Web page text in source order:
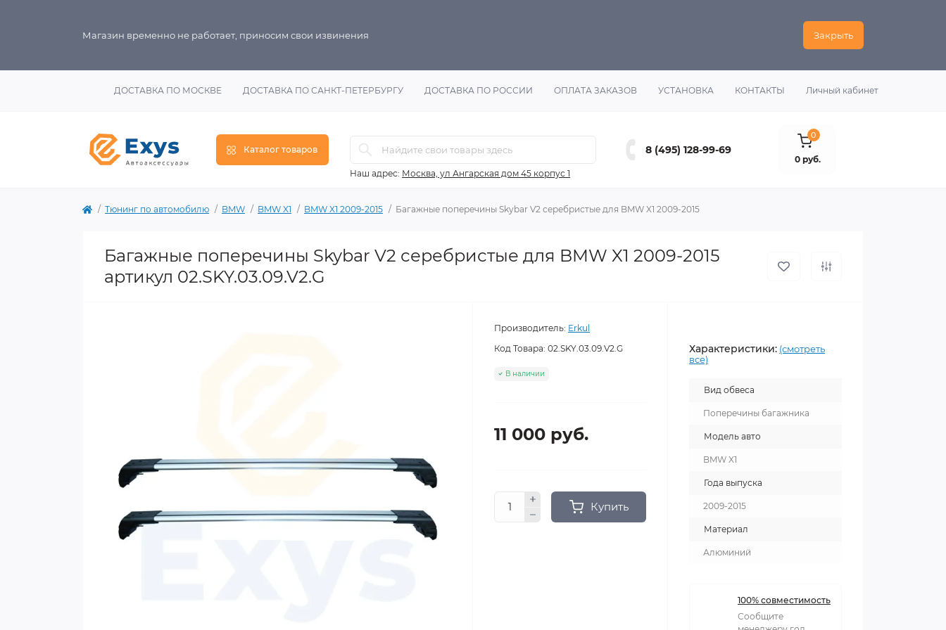
Магазин временно не работает, приносим свои извинения Закрыть
ДОСТАВКА ПО МОСКВЕ ДОСТАВКА ПО САНКТ-ПЕТЕРБУРГУ ДОСТАВКА ПО РОССИИ ОПЛАТА ЗАКАЗОВ УСТАНОВКА КОНТАКТЫ Личный кабинет
Каталог товаров
Наш адрес: Москва, ул Ангарская дом 45 корпус 1
8 (495) 128-99-69
0
0 руб.
Тюнинг по автомобилю BMW BMW X1 BMW X1 2009-2015 Багажные поперечины Skybar V2 серебристые для BMW X1 2009-2015
Багажные поперечины Skybar V2 серебристые для BMW X1 2009-2015
артикул 02.SKY.03.09.V2.G
Производитель: Erkul
Код Товара: 02.SKY.03.09.V2.G
В наличии
11 000 руб.
Купить
Характеристики: (смотреть
все)
Вид обвеса
Поперечины багажника
Модель авто
BMW X1
Года выпуска
2009-2015
Материал
Алюминий
100% совместимость
Сообщите